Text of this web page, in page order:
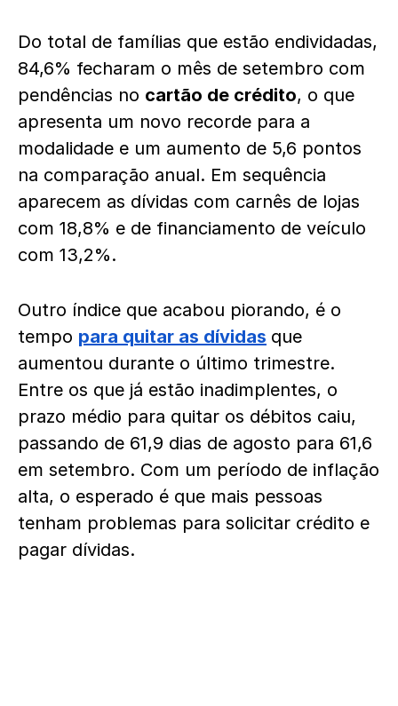
Do total de famílias que estão endividadas,
84,6% fecharam o mês de setembro com
pendências no cartão de crédito, o que
apresenta um novo recorde para a
modalidade e um aumento de 5,6 pontos
na comparação anual. Em sequência
aparecem as dívidas com carnês de lojas
com 18,8% e de financiamento de veículo
com 13,2%.
Outro índice que acabou piorando, é o
tempo para quitar as dívidas que
aumentou durante o último trimestre.
Entre os que já estão inadimplentes, o
prazo médio para quitar os débitos caiu,
passando de 61,9 dias de agosto para 61,6
em setembro. Com um período de inflação
alta, o esperado é que mais pessoas
tenham problemas para solicitar crédito e
pagar dívidas.